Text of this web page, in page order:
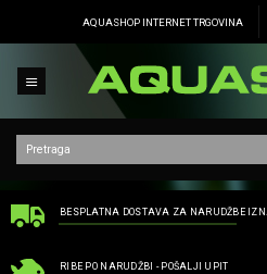
AQUASHOP INTERNET TRGOVINA
BESPLATNA DOSTAVA ZA NARUDŽBE
RIBE PO NARUDŽBI - POŠALJI UPIT